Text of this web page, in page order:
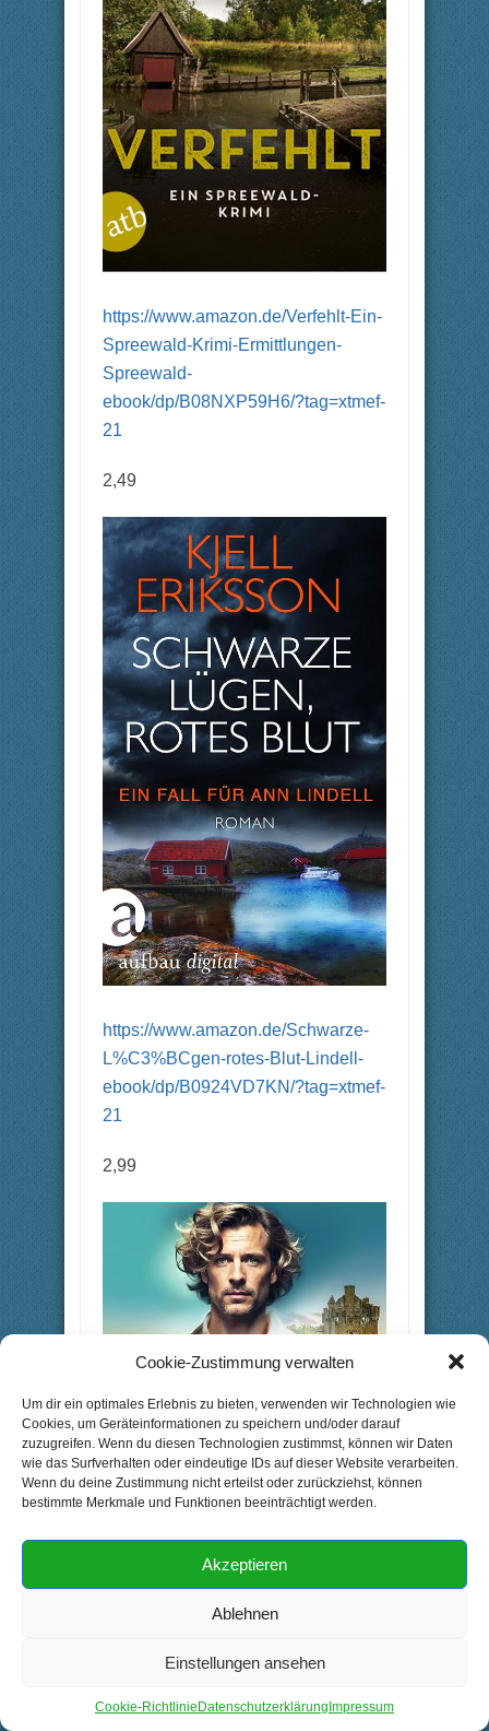
Cookie-Zustimmung verwalten
Um dir ein optimales Erlebnis zu bieten, verwenden wir Technologien wie
Cookies, um Geräteinformationen zu speichern und/oder darauf
zuzugreifen. Wenn du diesen Technologien zustimmst, können wir Daten
wie das Surfverhalten oder eindeutige IDs auf dieser Website verarbeiten.
Wenn du deine Zustimmung nicht erteilst oder zurückziehst, können
bestimmte Merkmale und Funktionen beeinträchtigt werden.
Akzeptieren
Ablehnen
Einstellungen ansehen
Cookie-Richtlinie Datenschutzerklärung Impressum
https://www.amazon.de/Verfehlt-Ein-
Spreewald-Krimi-Ermittlungen-
Spreewald-
ebook/dp/B08NXP59H6/?tag=xtmef-
21
2,49
https://www.amazon.de/Schwarze-
L%C3%BCgen-rotes-Blut-Lindell-
ebook/dp/B0924VD7KN/?tag=xtmef-
21
2,99
https://www.amazon.de/Sweet-